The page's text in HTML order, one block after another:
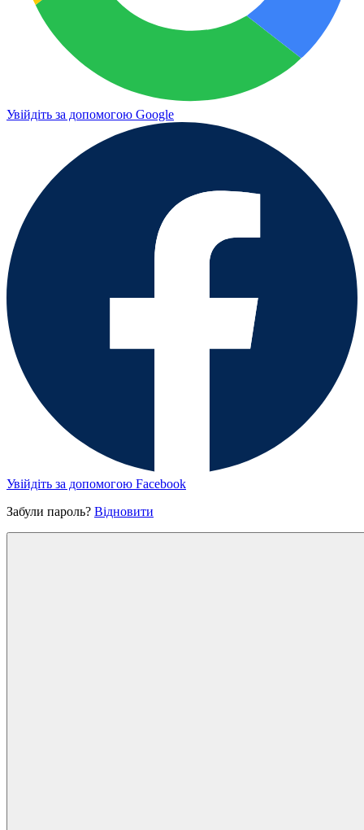
Увійдіть за допомогою Google
Увійдіть за допомогою Facebook
Забули пароль? Відновити